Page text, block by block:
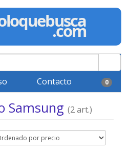
Contacto 0
Samsung (2 art.)